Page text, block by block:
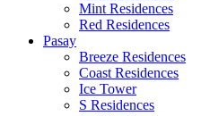
Mint Residences
Red Residences
Pasay
Breeze Residences
Coast Residences
Ice Tower
S Residences